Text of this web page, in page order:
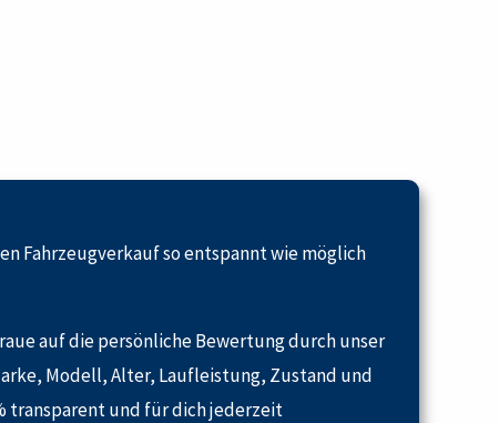
Fahrzeugverkauf so entspannt wie möglich
auf die persönliche Bewertung durch unser
Modell, Alter, Laufleistung, Zustand und
transparent und für dich jederzeit